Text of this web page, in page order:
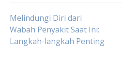
Post
navigation
Melindungi Diri dari
Wabah Penyakit Saat Ini:
Langkah-langkah Penting